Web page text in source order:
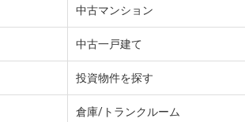
中古マンション
中古一戸建て
投資物件を探す
倉庫/トランクルーム